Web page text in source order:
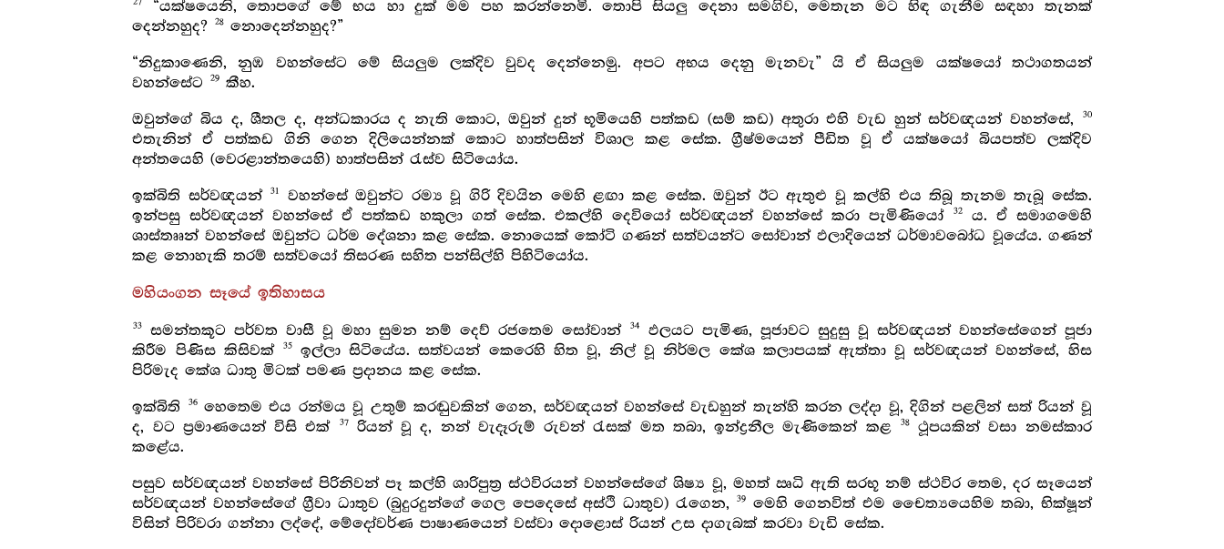
“යක්ෂයෙනි, තොපගේ මේ භය හා දුක් මම පහ කරන්නෙමි. තොපි සියලු දෙනා සමගිව, මෙතැන මට හිඳ ගැනීම සඳහා තැනක්
දෙන්නහුද?
28 නොදෙන්නහුද?”
“නිදුකාණෙනි, නුඹ වහන්සේට මේ සියලුම ලක්දිව වුවද දෙන්නෙමු. අපට අභය දෙනු මැනවැ” යි ඒ සියලුම යක්ෂයෝ තථාගතයන්
වහන්සේට
29 කීහ.
ඔවුන්ගේ බිය ද, ශීතල ද, අන්ධකාරය ද නැති කොට, ඔවුන් දුන් භූමියෙහි පත්කඩ (සම් කඩ) අතුරා එහි වැඩ හුන් සර්වඥයන් වහන්සේ, 30
එතැනින් ඒ පත්කඩ ගිනි ගෙන දිලියෙන්නක් කොට හාත්පසින් විශාල කළ සේක. ග්‍රීෂ්මයෙන් පීඩිත වූ ඒ යක්ෂයෝ බියපත්ව ලක්දිව
අන්තයෙහි (වෙරළාන්තයෙහි) හාත්පසින් රැස්ව සිටියෝය.
ඉක්බිති සර්වඥයන් 31
වහන්සේ ඔවුන්ට රම්‍ය වූ ගිරි දිවයින මෙහි ළඟා කළ සේක. ඔවුන් ඊට ඇතුළු වූ කල්හි එය තිබූ තැනම තැබූ සේක.
ඉන්පසු සර්වඥයන් වහන්සේ ඒ පත්කඩ හකුලා ගත් සේක. එකල්හි දෙවියෝ සර්වඥයන් වහන්සේ කරා පැමිණියෝ
32ය. ඒ සමාගමෙහි
ශාස්තෲන් වහන්සේ ඔවුන්ට ධර්ම දේශනා කළ සේක. නොයෙක් කෝටි ගණන් සත්වයන්ට සෝවාන් ඵලාදියෙන් ධර්මාවබෝධ වූයේය. ගණන්
කළ නොහැකි තරම් සත්වයෝ තිසරණ සහිත පන්සිල්හි පිහිටියෝය.
මහියංගන සෑයේ ඉතිහාසය
33 සමන්තකූට පර්වත වාසී වූ මහා සුමන නම් දෙව් රජතෙම සෝවාන් 34
ඵලයට පැමිණ, පූජාවට සුදුසු වූ සර්වඥයන් වහන්සේගෙන් පූජා
කිරීම පිණිස කිසිවක්
35ඉල්ලා සිටියේය. සත්වයන් කෙරෙහි හිත වූ, නිල් වූ නිර්මල කේශ කලාපයක් ඇත්තා වූ සර්වඥයන් වහන්සේ, හිස
පිරිමැද කේශ ධාතු මිටක් පමණ ප්‍රදානය කළ සේක.
ඉක්බිති 36හෙතෙම එය රන්මය වූ උතුම් කරඬුවකින් ගෙන, සර්වඥයන් වහන්සේ වැඩහුන් තැන්හි කරන ලද්දා වූ, දිගින් පළලින් සත් රියන් වූ
ද, වට ප්‍රමාණයෙන් විසි එක්
37රියන් වූ ද, නන් වැදෑරුම් රුවන් රැසක් මත තබා, ඉන්ද්‍රනීල මැණිකෙන් කළ 38ථූපයකින් වසා නමස්කාර
කළේය.
පසුව සර්වඥයන් වහන්සේ පිරිනිවන් පෑ කල්හි ශාරිපුත්‍ර ස්ථවිරයන් වහන්සේගේ ශිෂ්‍ය වූ, මහත් ඍධි ඇති සරභූ නම් ස්ථවිර තෙම, දර සෑයෙන්
සර්වඥයන් වහන්සේගේ ග්‍රීවා ධාතුව (බුදුරදුන්ගේ ගෙල පෙදෙසේ අස්ථි ධාතුව) රැගෙන,
39
මෙහි ගෙනවිත් එම චෛත්‍යයෙහිම තබා, භික්ෂූන්
විසින් පිරිවරා ගන්නා ලද්දේ, මේදෝවර්ණ පාෂාණයෙන් වස්වා දොළොස් රියන් උස දාගැබක් කරවා වැඩි සේක.